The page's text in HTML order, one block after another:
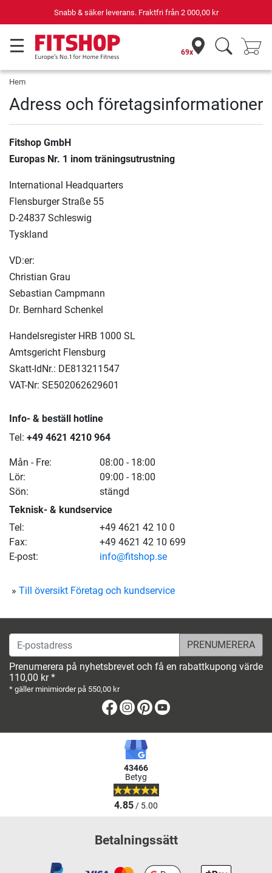
Snabb & säker leverans. Fraktfri från 2 000,00 kr
69x
Hem
Adress och företagsinformationer
Fitshop GmbH
Europas Nr. 1 inom träningsutrustning
International Headquarters
Flensburger Straße 55
D-24837 Schleswig
Tyskland
VD:er:
Christian Grau
Sebastian Campmann
Dr. Bernhard Schenkel
Handelsregister HRB 1000 SL
Amtsgericht Flensburg
Skatt-IdNr.: DE813211547
VAT-Nr: SE502062629601
Info- & beställ hotline
Tel: +49 4621 4210 964
Mån - Fre:
08:00 - 18:00
Lör:
09:00 - 18:00
Sön:
stängd
Teknisk- & kundservice
Tel:
+49 4621 42 10 0
Fax:
+49 4621 42 10 699
E-post:
info@fitshop.se
Till översikt Företag och kundservice
E-postadress
Prenumerera på nyhetsbrevet och få en rabattkupong värde
110,00 kr *
* gäller minimiorder på 550,00 kr
Facebook
Instagram
Pinterest
43466
Betyg
4.85/ 5.00
Betalningssätt